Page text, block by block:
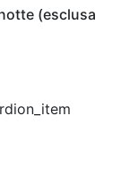
(esclusa